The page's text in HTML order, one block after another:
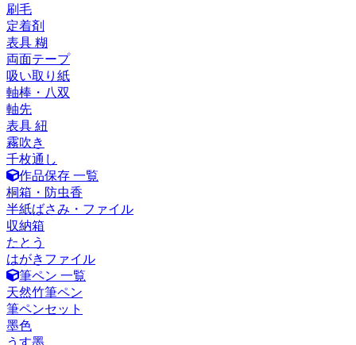
刷毛
定着剤
表具 糊
両面テープ
吸い取り紙
軸棒・八双
軸先
表具 紐
霧吹き
千枚通し
作品保存 一覧
桐箱・防虫香
半紙ばさみ・ファイル
収納箱
たとう
はがきファイル
筆ペン 一覧
天然竹筆ペン
筆ペンセット
墨色
うす墨